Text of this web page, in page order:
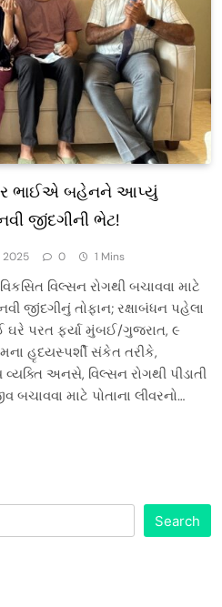
પર ભાઈએ બહેનને આપ્યું
જીંદગીની ભેટ!
2025 0 1 Mins
વિલ્સન રોગથી બચાવવા માટે
જીંદગીનું તોફાન; રક્ષાબંધન પહેલા
ઘરે પરત ફર્યા મુંબઈ/ગુજરાત, ૯
હૃદયસ્પર્શી સંકેત તરીકે,
અનસે, વિલ્સન રોગથી પીડાતી
બચાવવા માટે પોતાના લીવરનો…
Search